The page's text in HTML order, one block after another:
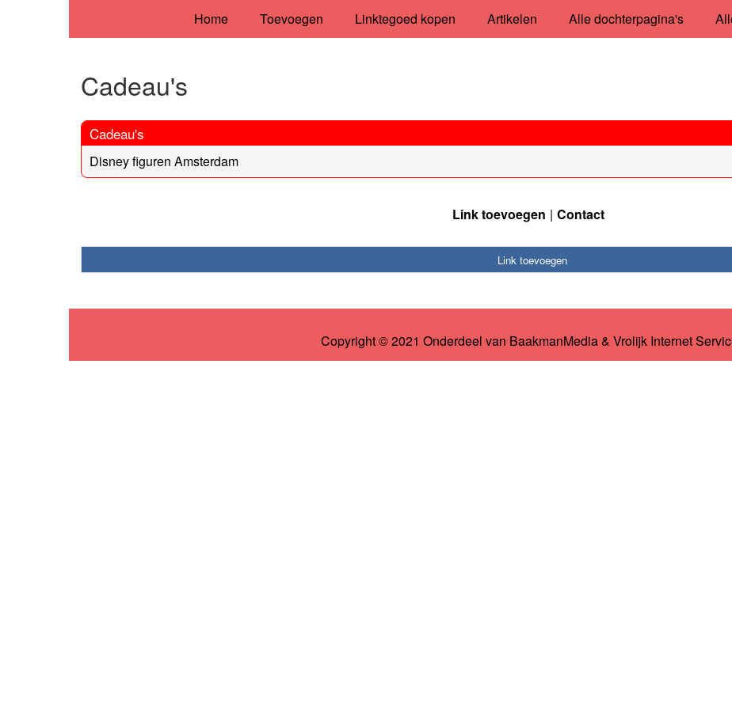
Home Toevoegen Linktegoed kopen Artikelen Alle dochterpagina's
Cadeau's
Cadeau's
Disney figuren Amsterdam
Link toevoegen Contact
Link toevoegen
Copyright © 2021 Onderdeel van BaakmanMedia& Vrolijk Internet